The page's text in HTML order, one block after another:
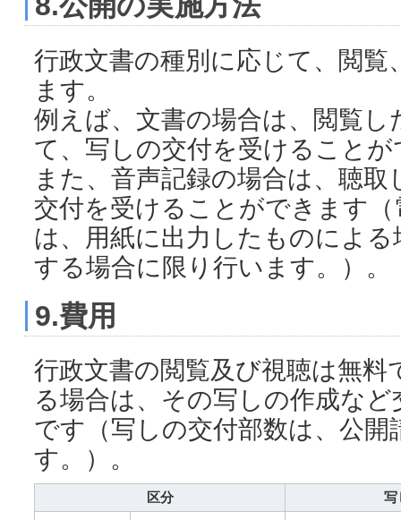
行政文書の種別に応じて、閲
ます。
例えば、文書の場合は、閲覧
て、写しの交付を受けること
また、音声記録の場合は、聴
交付を受けることができます
は、用紙に出力したものによ
する場合に限り行います。）。
9.費用
行政文書の閲覧及び視聴は無
る場合は、その写しの作成な
です（写しの交付部数は、公
す。）。
区分 写